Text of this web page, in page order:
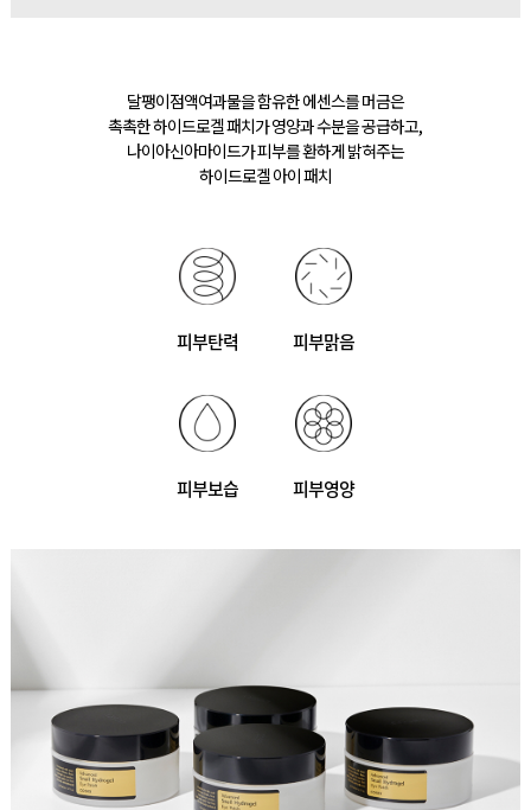
달팽이점액여과물을 함유한 에센스를 머금은
촉촉한 하이드로겔 패치가 영양과 수분을 공급하고,
나이아신아마이드가 피부를 환하게 밝혀주는
하이드로겔 아이 패치
피부탄력 피부맑음
피부보습 피부영양